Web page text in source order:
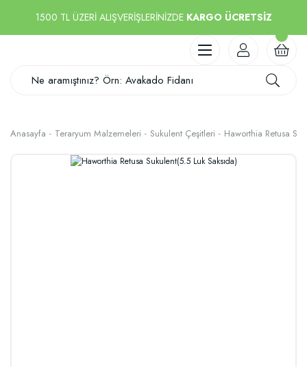
1500 TL ÜZERİ ALIŞVERİŞLERİNİZDE KARGO ÜCRETSİZ
Anasayfa Teraryum Malzemeleri Sukulent Çeşitleri Haworthia Retusa